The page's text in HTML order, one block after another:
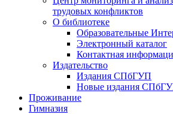
трудовых конфликтов
О библиотеке
Образовательные
Электронный каталог
Контактная
Издательство
Издания СПбГУП
Новые издания
Проживание
Гимназия